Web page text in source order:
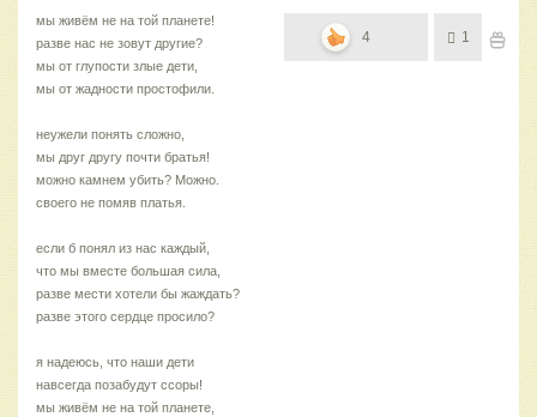
мы живём не на той планете!
разве нас не зовут другие?
мы от глупости злые дети,
мы от жадности простофили.
неужели понять сложно,
мы друг другу почти братья!
можно камнем убить? Можно.
своего не помяв платья.
если б понял из нас каждый,
что мы вместе большая сила,
разве мести хотели бы жаждать?
разве этого сердце просило?
я надеюсь, что наши дети
навсегда позабудут ссоры!
мы живём не на той планете,
4 1